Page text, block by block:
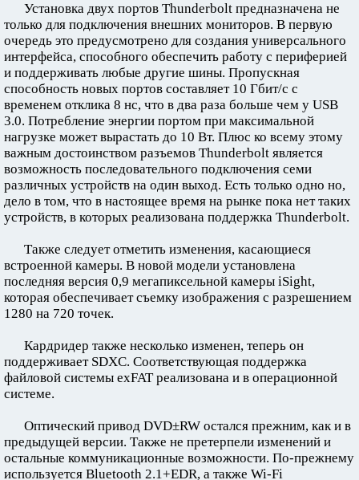
Установка двух портов Thunderbolt предназначена не
только для подключения внешних мониторов. В первую
очередь это предусмотрено для создания универсального
интерфейса, способного обеспечить работу с периферией
и поддерживать любые другие шины. Пропускная
способность новых портов составляет 10 Гбит/с с
временем отклика 8 нс, что в два раза больше чем у USB
3.0. Потребление энергии портом при максимальной
нагрузке может вырастать до 10 Вт. Плюс ко всему этому
важным достоинством разъемов Thunderbolt является
возможность последовательного подключения семи
различных устройств на один выход. Есть только одно но,
дело в том, что в настоящее время на рынке пока нет таких
устройств, в которых реализована поддержка Thunderbolt.
Также следует отметить изменения, касающиеся
встроенной камеры. В новой модели установлена
последняя версия 0,9 мегапиксельной камеры iSight,
которая обеспечивает съемку изображения с разрешением
1280 на 720 точек.
Кардридер также несколько изменен, теперь он
поддерживает SDXC. Соответствующая поддержка
файловой системы exFAT реализована и в операционной
системе.
Оптический привод DVD±RW остался прежним, как и в
предыдущей версии. Также не претерпели изменений и
остальные коммуникационные возможности. По-прежнему
используется Bluetooth 2.1+EDR, а также Wi-Fi